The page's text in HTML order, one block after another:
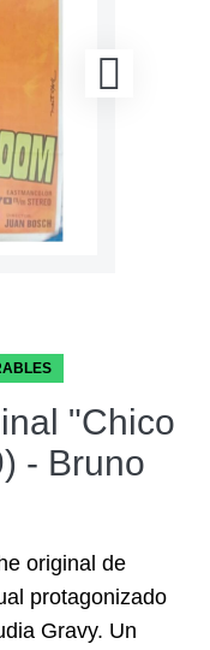
"Chico
- Bruno
original de
protagonizado
Gravy. Un